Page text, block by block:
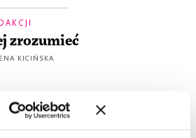
zrozumieć
KICIŃSKA
sezon Śledztwa Pisma.